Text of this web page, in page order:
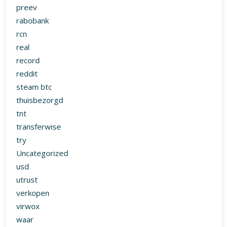
preev
rabobank
rcn
real
record
reddit
steam btc
thuisbezorgd
tnt
transferwise
try
Uncategorized
usd
utrust
verkopen
virwox
waar